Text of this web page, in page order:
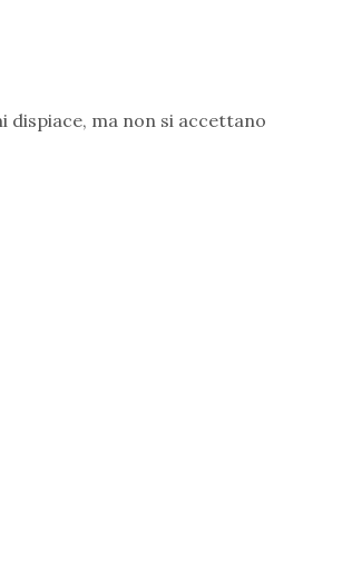
ma non si accettano